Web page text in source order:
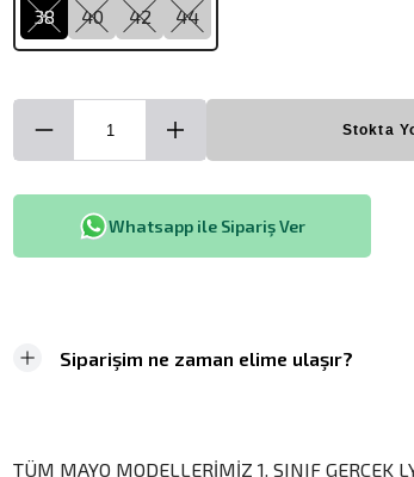
38 40 42 44
Stokta
Whatsapp ile Sipariş Ver
Siparişim ne zaman elime ulaşır?
TÜM MAYO MODELLERİMİZ 1. SINIF GERÇEK